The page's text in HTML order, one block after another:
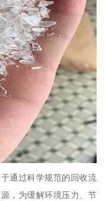
通过科学规范的回收流
，为缓解环境压力、节